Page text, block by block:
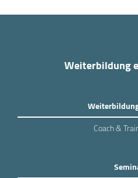
Weiterbildung
Coach &